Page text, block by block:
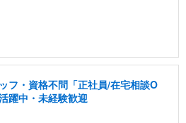
フ・資格不問「正社員/在宅相談O
躍中・未経験歓迎